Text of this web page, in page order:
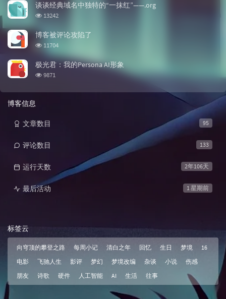
谈谈经典域名中独特的“一抹红”——.org
浏览次数:
13242
博客被评论攻陷了
浏览次数:
11704
极光君：我的Persona AI形象
浏览次数:
9871
博客信息
95
文章数目
133
评论数目
2年106天
运行天数
1 星期前
最后活动
标签云
向穹顶的攀登之路 每周小记 清白之年 回忆 生日 梦境
16
电影
飞驰人生 影评 梦幻 梦境改编 杂谈 小说
伤感
朋友
诗歌 硬件 人工智能 AI 生活 往事